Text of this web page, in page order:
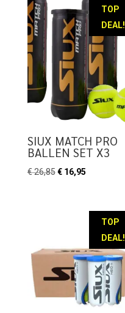
TOP
DEAL!
SIUX MATCH PRO
BALLEN SET X3
€26,85 Oorspronkelijke
€16,95Huidige
€ 16,95.
TOP
DEAL!